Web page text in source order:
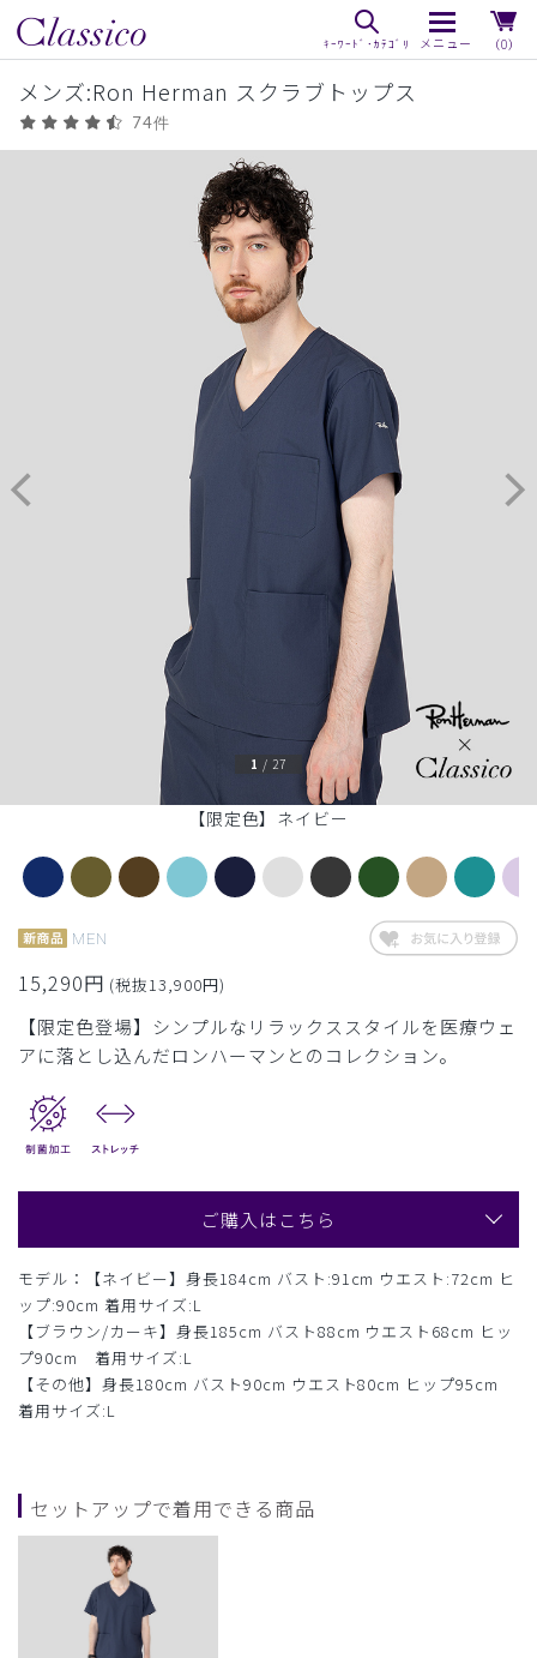
（0）
メンズ:Ron Herman スクラブトップス
74件
【限定色】ネイビー
1 / 27
MEN
15,290円 (税抜13,900円)
【限定色登場】シンプルなリラックススタイルを医療ウェ
アに落とし込んだロンハーマンとのコレクション。
ご購入はこちら
モデル：【ネイビー】身長184cm バスト:91cm ウエスト:72cm ヒ
ップ:90cm 着用サイズ:L
【ブラウン/カーキ】身長185cm バスト88cm ウエスト68cm ヒッ
プ90cm 着用サイズ:L
【その他】身長180cm バスト90cm ウエスト80cm ヒップ95cm
着用サイズ:L
セットアップで着用できる商品